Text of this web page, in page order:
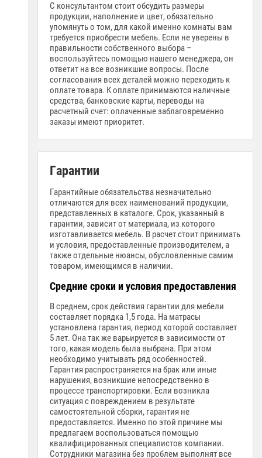
С консультантом стоит обсудить размеры
продукции, наполнение и цвет, обязательно
упомянуть о том, для какой именно комнаты вам
требуется приобрести мебель. Если не уверены в
правильности собственного выбора –
воспользуйтесь помощью нашего менеджера, он
ответит на все возникшие вопросы. После
согласования всех деталей можно переходить к
оплате товара. К оплате принимаются наличные
средства, банковские карты, переводы на
расчетный счет: оплаченные заблаговременно
заказы имеют приоритет.
Гарантии
Гарантийные обязательства незначительно
отличаются для всех наименований продукции,
представленных в каталоге. Срок, указанный в
гарантии, зависит от материала, из которого
изготавливается мебель. В расчет стоит принимать
и условия, предоставленные производителем, а
также отдельные нюансы, обусловленные самим
товаром, имеющимся в наличии.
Средние сроки и условия предоставления
В среднем, срок действия гарантии для мебели
составляет порядка 1,5 года. На матрасы
установлена гарантия, период которой составляет
5 лет. Она так же варьируется в зависимости от
того, какая модель была выбрана. При этом
необходимо учитывать ряд особенностей.
Гарантия распространяется на брак или иные
нарушения, возникшие непосредственно в
процессе транспортировки. Если возникла
ситуация с повреждением в результате
самостоятельной сборки, гарантия не
предоставляется. Именно по этой причине мы
предлагаем воспользоваться помощью
квалифицированных специалистов компании.
Сотрудники магазина без проблем выполнят все